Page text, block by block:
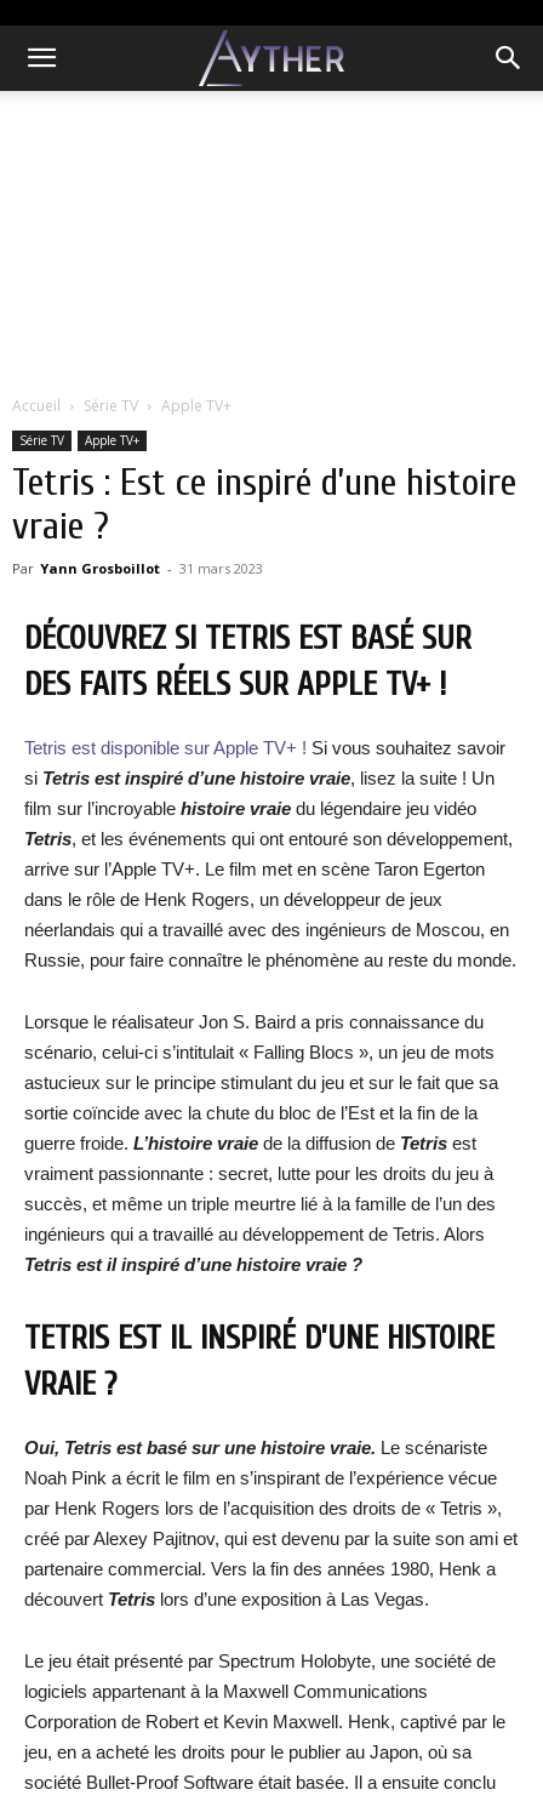
Accueil Série TV Apple TV+
Série TV Apple TV+
Tetris : Est ce inspiré d’une histoire
vraie ?
Par Yann Grosboillot - 31 mars 2023
DÉCOUVREZ SI TETRIS EST BASÉ SUR
DES FAITS RÉELS SUR APPLE TV+ !
Tetris est disponible sur Apple TV+ ! Si vous souhaitez savoir
si Tetris est inspiré d’une histoire vraie, lisez la suite ! Un
film sur l’incroyable histoire vraie du légendaire jeu vidéo
Tetris, et les événements qui ont entouré son développement,
arrive sur l’Apple TV+. Le film met en scène Taron Egerton
dans le rôle de Henk Rogers, un développeur de jeux
néerlandais qui a travaillé avec des ingénieurs de Moscou, en
Russie, pour faire connaître le phénomène au reste du monde.
Lorsque le réalisateur Jon S. Baird a pris connaissance du
scénario, celui-ci s’intitulait « Falling Blocs », un jeu de mots
astucieux sur le principe stimulant du jeu et sur le fait que sa
sortie coïncide avec la chute du bloc de l’Est et la fin de la
guerre froide. L’histoire vraie de la diffusion de Tetris est
vraiment passionnante : secret, lutte pour les droits du jeu à
succès, et même un triple meurtre lié à la famille de l’un des
ingénieurs qui a travaillé au développement de Tetris. Alors
Tetris est il inspiré d’une histoire vraie ?
TETRIS EST IL INSPIRÉ D’UNE HISTOIRE
VRAIE ?
Oui, Tetris est basé sur une histoire vraie. Le scénariste
Noah Pink a écrit le film en s’inspirant de l’expérience vécue
par Henk Rogers lors de l’acquisition des droits de « Tetris »,
créé par Alexey Pajitnov, qui est devenu par la suite son ami et
partenaire commercial. Vers la fin des années 1980, Henk a
découvert Tetris lors d’une exposition à Las Vegas.
Le jeu était présenté par Spectrum Holobyte, une société de
logiciels appartenant à la Maxwell Communications
Corporation de Robert et Kevin Maxwell. Henk, captivé par le
jeu, en a acheté les droits pour le publier au Japon, où sa
société Bullet-Proof Software était basée. Il a ensuite conclu